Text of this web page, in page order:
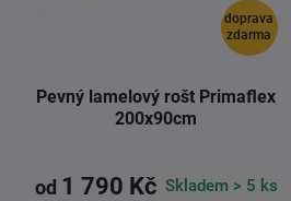
doprava
zdarma
Pevný lamelový rošt Primaflex
200x90cm
od 1 790 Kč Skladem > 5 ks